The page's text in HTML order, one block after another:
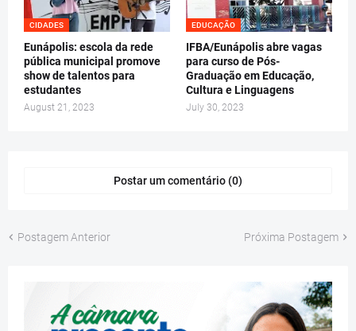
CIDADES
Eunápolis: escola da rede
pública municipal promove
show de talentos para
estudantes
August 21, 2023
EDUCAÇÃO
IFBA/Eunápolis abre vagas
para curso de Pós-
Graduação em Educação,
Cultura e Linguagens
July 30, 2023
Postar um comentário (0)
Postagem Anterior Próxima Postagem